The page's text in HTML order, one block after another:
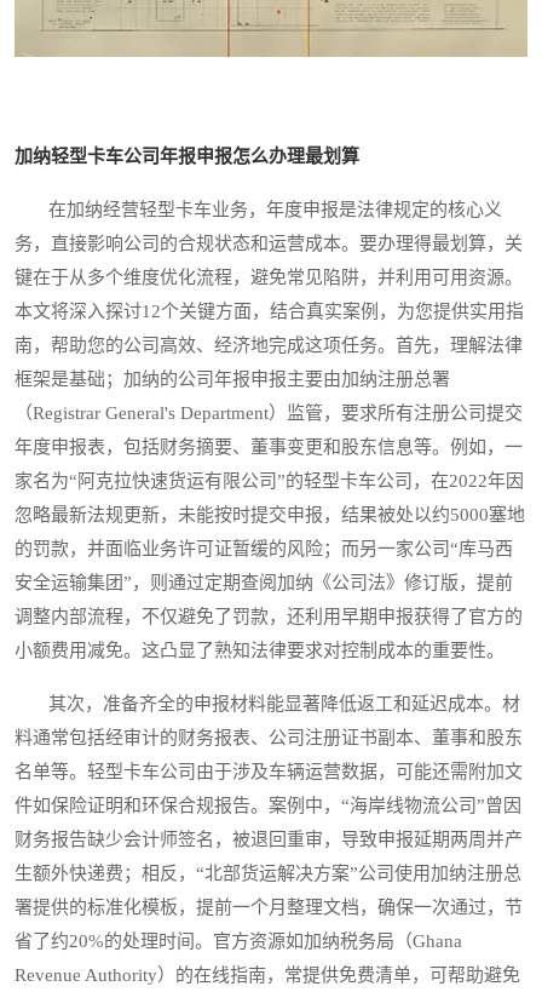
加纳轻型卡车公司年报申报怎么办理最划算
在加纳经营轻型卡车业务，年度申报是法律规定的核心义
务，直接影响公司的合规状态和运营成本。要办理得最划算，关
键在于从多个维度优化流程，避免常见陷阱，并利用可用资源。
本文将深入探讨12个关键方面，结合真实案例，为您提供实用指
南，帮助您的公司高效、经济地完成这项任务。首先，理解法律
框架是基础；加纳的公司年报申报主要由加纳注册总署
（Registrar General's Department）监管，要求所有注册公司提交
年度申报表，包括财务摘要、董事变更和股东信息等。例如，一
家名为“阿克拉快速货运有限公司”的轻型卡车公司，在2022年因
忽略最新法规更新，未能按时提交申报，结果被处以约5000塞地
的罚款，并面临业务许可证暂缓的风险；而另一家公司“库马西
安全运输集团”，则通过定期查阅加纳《公司法》修订版，提前
调整内部流程，不仅避免了罚款，还利用早期申报获得了官方的
小额费用减免。这凸显了熟知法律要求对控制成本的重要性。
其次，准备齐全的申报材料能显著降低返工和延迟成本。材
料通常包括经审计的财务报表、公司注册证书副本、董事和股东
名单等。轻型卡车公司由于涉及车辆运营数据，可能还需附加文
件如保险证明和环保合规报告。案例中，“海岸线物流公司”曾因
财务报告缺少会计师签名，被退回重审，导致申报延期两周并产
生额外快递费；相反，“北部货运解决方案”公司使用加纳注册总
署提供的标准化模板，提前一个月整理文档，确保一次通过，节
省了约20%的处理时间。官方资源如加纳税务局（Ghana
Revenue Authority）的在线指南，常提供免费清单，可帮助避免